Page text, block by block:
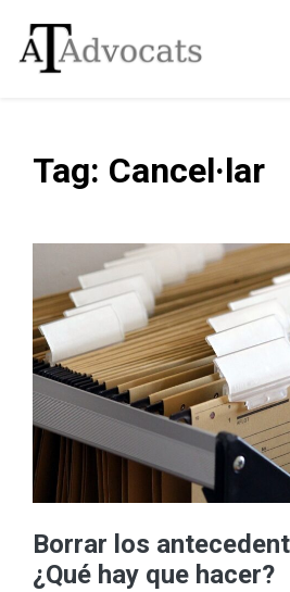
Tag: Cancel·lar
Borrar los
¿Qué hay que hacer?